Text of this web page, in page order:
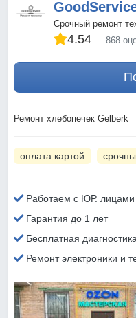
Срочный ремонт
4.54 868
Ремонт хлебопечек Gelberk
оплата картой
Работаем с ЮР.
Гарантия до 1 лет
Бесплатная
Ремонт электроники и